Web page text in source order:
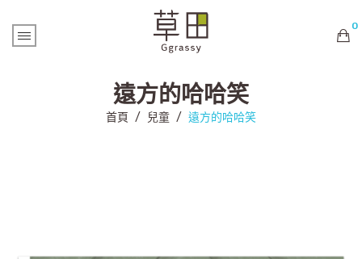
0
購物車內未有商品
遠方的哈哈笑
首頁 / 兒童 / 遠方的哈哈笑